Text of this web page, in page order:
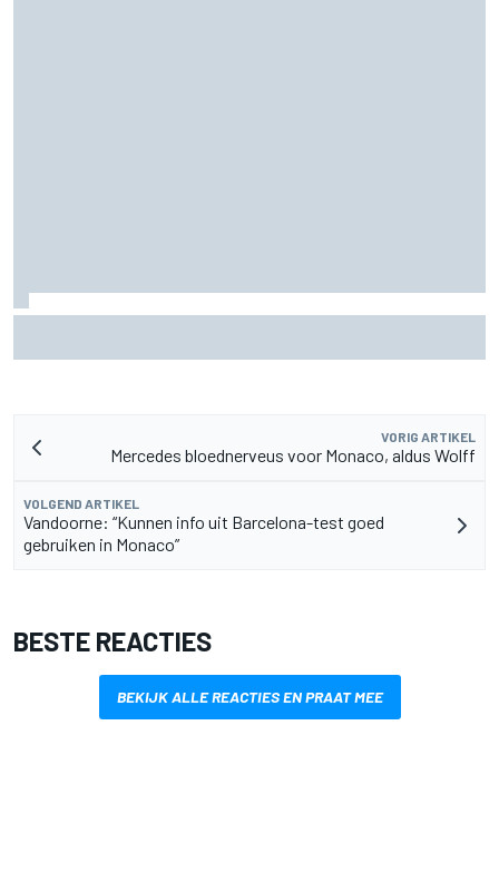
VORIG ARTIKEL
Mercedes bloednerveus voor Monaco, aldus Wolff
VOLGEND ARTIKEL
Vandoorne: “Kunnen info uit Barcelona-test goed
gebruiken in Monaco”
BESTE REACTIES
BEKIJK ALLE REACTIES EN PRAAT MEE